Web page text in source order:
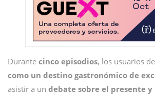
Durante cinco episodios, los usuarios
como un destino gastronómico de
asistir a un debate sobre el presente